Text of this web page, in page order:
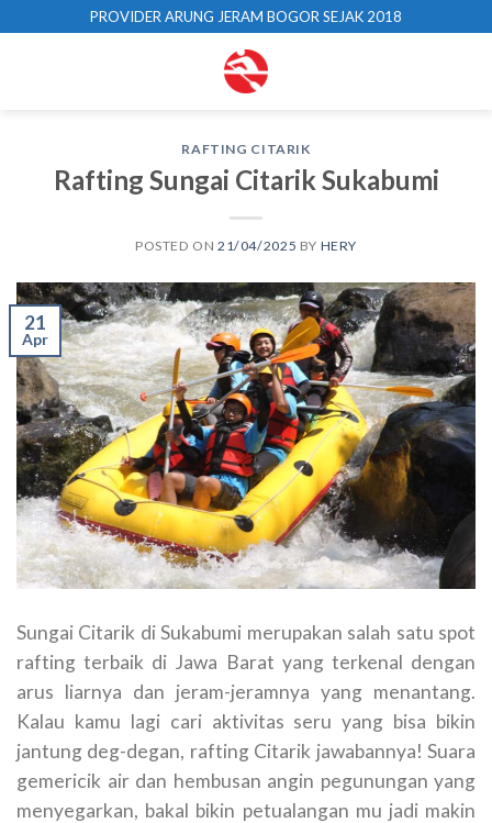
PROVIDER ARUNG JERAM BOGOR SEJAK 2018
RAFTING CITARIK
Rafting Sungai Citarik Sukabumi
POSTED ON21/04/2025 BY HERY
21
Apr
Sungai Citarik di Sukabumi merupakan salah satu spot
rafting terbaik di Jawa Barat yang terkenal dengan
arus liarnya dan jeram-jeramnya yang menantang.
Kalau kamu lagi cari aktivitas seru yang bisa bikin
jantung deg-degan, rafting Citarik jawabannya! Suara
gemericik air dan hembusan angin pegunungan yang
menyegarkan, bakal bikin petualangan mu jadi makin